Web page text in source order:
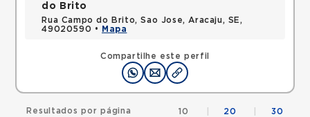
Compartilhe este perfil
do Brito
Rua Campo do Brito, Sao Jose, Aracaju, SE,
49020590 •
Mapa
Resultados por página 10 20 30